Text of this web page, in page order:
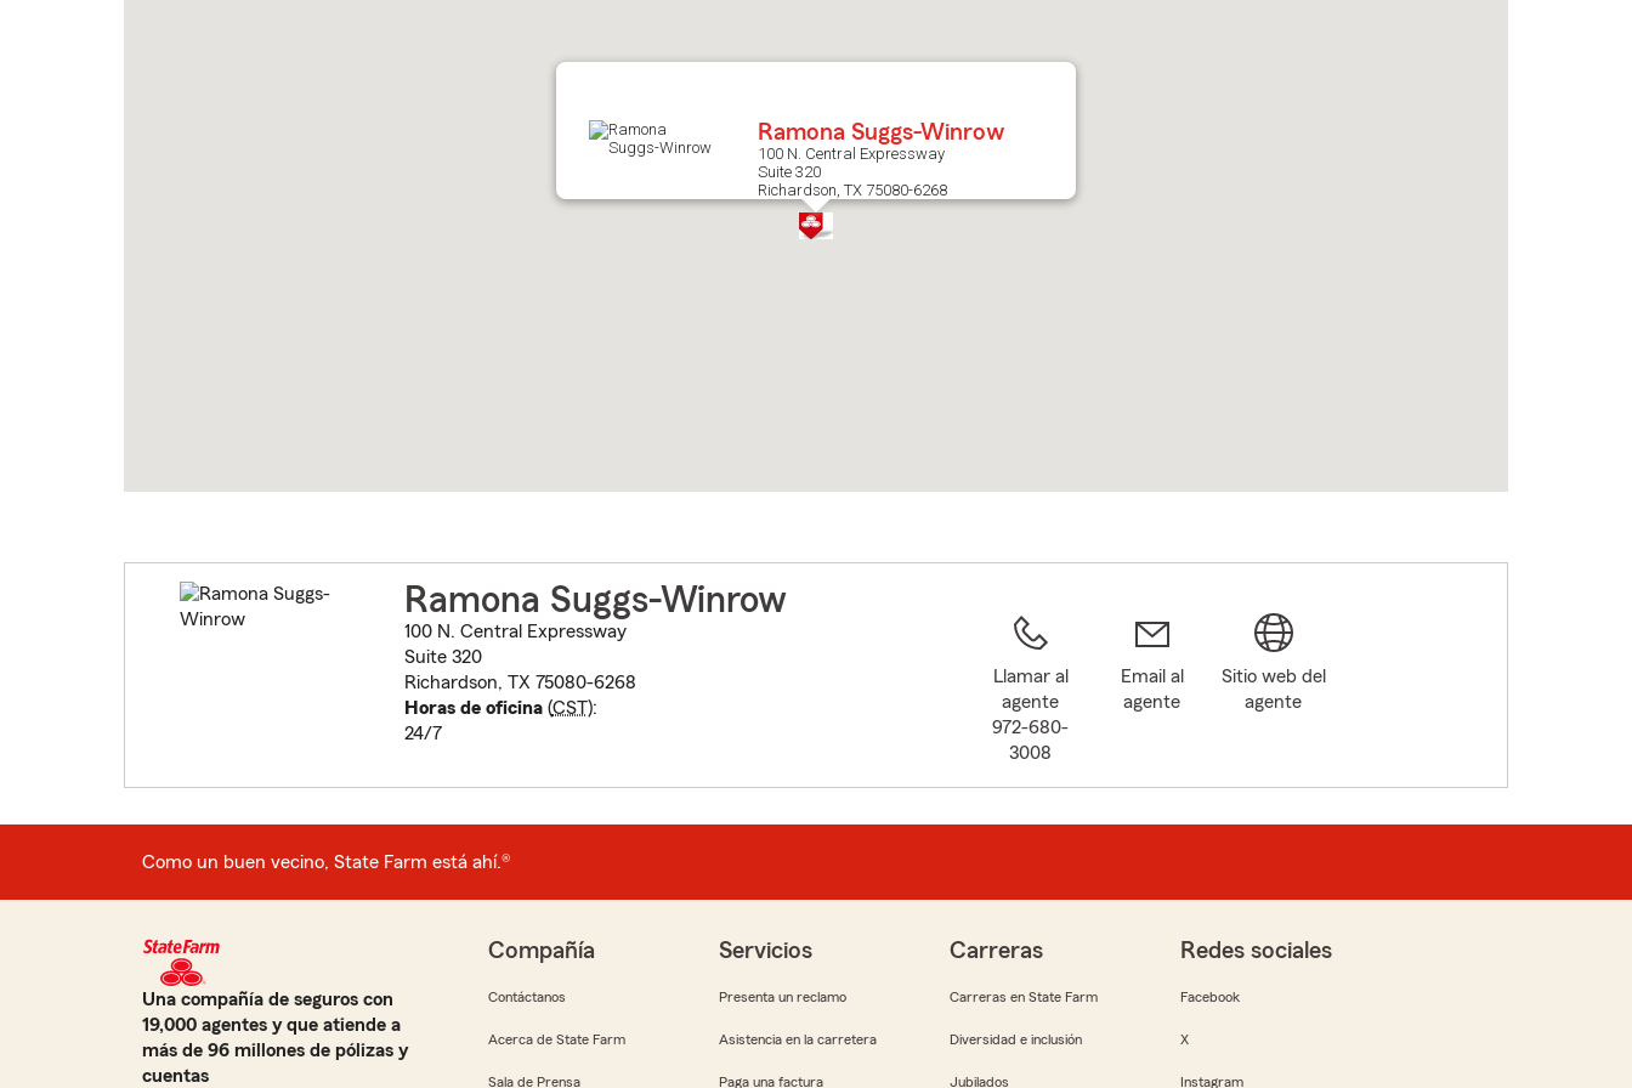
Ramona Suggs-Winrow
100 N. Central Expressway
Suite 320
Richardson, TX 75080-6268
Ramona Suggs-Winrow
100 N. Central Expressway
Suite 320
Richardson, TX 75080-6268
Horas de oficina(CST):
24/7
Llamar al
agente
972-680-
3008
Email al
agente
Sitio web del
agente
Como un buen vecino, State Farm está ahí.®
Una compañía de seguros con
19,000 agentes y que atiende a
más de 96 millones de pólizas y
cuentas
Compañía
Contáctanos
Acerca de State Farm
Sala de Prensa
Servicios
Presenta un reclamo
Asistencia en la carretera
Paga una factura
Carreras
Carreras en State Farm
Diversidad e inclusión
Jubilados
Redes sociales
Facebook
X
Instagram